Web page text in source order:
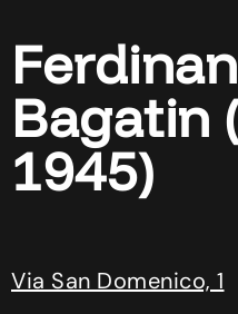
Bagatin
1945)
Via San Domenico, 1